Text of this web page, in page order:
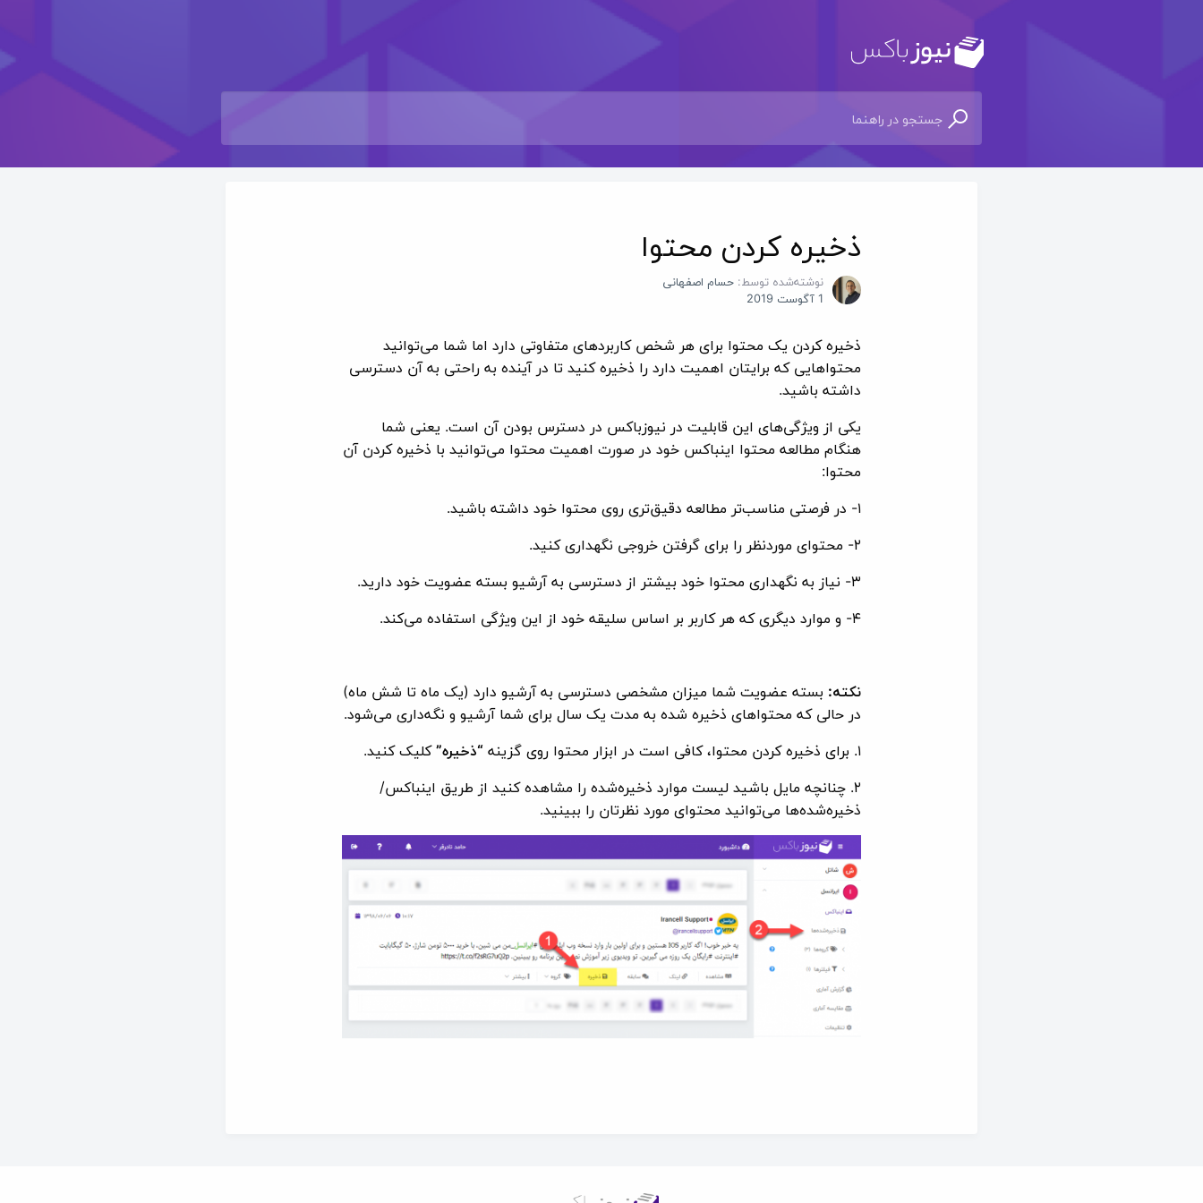
ذخیره‌ کردن محتوا
نوشته‌شده توسط: حسام اصفهانی
1 آگوست 2019
ذخیره کردن یک محتوا برای هر شخص کاربردهای متفاوتی دارد اما شما می‌توانید
محتواهایی که برایتان اهمیت دارد را ذخیره کنید تا در آینده به راحتی به آن دسترسی
داشته باشید.
یکی از ویژگی‌های این قابلیت در نیوزباکس در دسترس بودن آن است. یعنی شما
هنگام مطالعه محتوا اینباکس خود در صورت اهمیت محتوا می‌توانید با ذخیره کردن آن
محتوا:
۱- در فرصتی مناسب‌تر مطالعه دقیق‌تری روی محتوا خود داشته باشید.
۲- محتوای موردنظر را برای گرفتن خروجی نگهداری کنید.
۳- نیاز به نگهداری محتوا خود بیشتر از دسترسی به آرشیو بسته عضویت خود دارید.
۴- و موارد دیگری که هر کاربر بر اساس سلیقه خود از این ویژگی استفاده می‌کند.
نکته: بسته عضویت شما میزان مشخصی دسترسی به آرشیو دارد (یک ماه تا شش ماه)
در حالی که محتواهای ذخیره شده به مدت یک سال برای شما آرشیو و نگه‌داری می‌شود.
۱. برای ذخیره کردن محتوا، کافی است در ابزار محتوا روی گزینه “ذخیره” کلیک کنید.
۲. چنانچه مایل باشید لیست موارد ذخیره‌شده را مشاهده کنید از طریق اینباکس/
ذخیره‌شده‌ها می‌توانید محتوای مورد نظرتان را ببینید.